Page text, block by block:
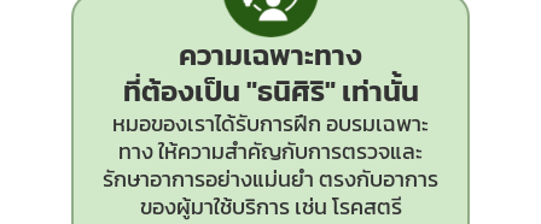
ความเฉพาะทาง
ที่ต้องเป็น"ธนิศิริ"เท่านั้น
หมอของเราได้รับการฝึก อบรมเฉพาะ
ทาง ให้ความสำคัญกับการตรวจและ
รักษาอาการอย่างแม่นยำ ตรงกับอาการ
ของผู้มาใช้บริการ เช่น โรคสตรี